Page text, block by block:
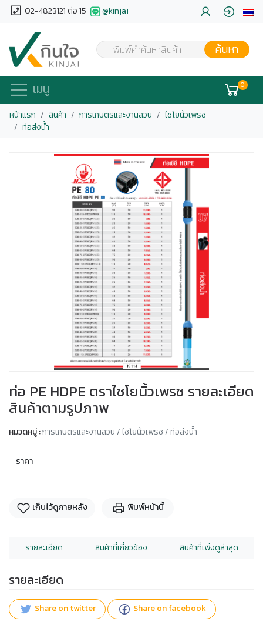
02-4823121 ต่อ 15 @kinjai
พิมพ์คำค้นหาสินค้า ค้นหา
เมนู 0
หน้าแรก สินค้า การเกษตรและงานสวน
ไชโยนิ้วเพรช
ท่อส่งน้ำ
ท่อ PE HDPE ตราไชโยนิ้วเพรช รายละเอียด
สินค้าตามรูปภาพ
หมวดหมู่ :การเกษตรและงานสวน / ไชโยนิ้วเพรช / ท่อส่งน้ำ
ราคา
เก็บไว้ดูภายหลัง พิมพ์หน้านี้
รายละเอียด สินค้าที่เกี่ยวข้อง สินค้าที่เพิ่งดูล่าสุด
รายละเอียด
Share on twitter Share on facebook